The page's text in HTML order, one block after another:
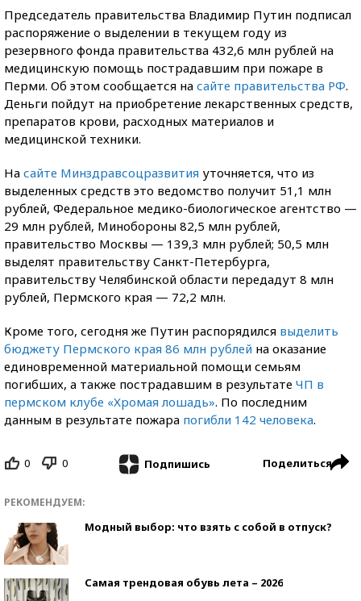
Председатель правительства Владимир Путин подписал
распоряжение о выделении в текущем году из
резервного фонда правительства 432,6 млн рублей на
медицинскую помощь пострадавшим при пожаре в
Перми. Об этом сообщается на сайте правительства РФ.
Деньги пойдут на приобретение лекарственных средств,
препаратов крови, расходных материалов и
медицинской техники.
На сайте Минздравсоцразвития уточняется, что из
выделенных средств это ведомство получит 51,1 млн
рублей, Федеральное медико-биологическое агентство —
29 млн рублей, Минобороны 82,5 млн рублей,
правительство Москвы — 139,3 млн рублей; 50,5 млн
выделят правительству Санкт-Петербурга,
правительству Челябинской области передадут 8 млн
рублей, Пермского края — 72,2 млн.
Кроме того, сегодня же Путин распорядился выделить
бюджету Пермского края 86 млн рублей на оказание
единовременной материальной помощи семьям
погибших, а также пострадавшим в результате ЧП в
пермском клубе «Хромая лошадь». По последним
данным в результате пожара погибли 142 человека.
0 0 Подпишись Поделиться
РЕКОМЕНДУЕМ:
Модный выбор: что взять с собой в отпуск?
Самая трендовая обувь лета – 2026